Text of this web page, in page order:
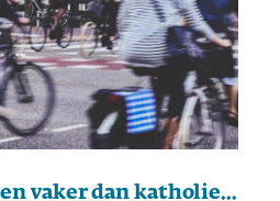
Calvinisten fietsen vaker dan katholieken